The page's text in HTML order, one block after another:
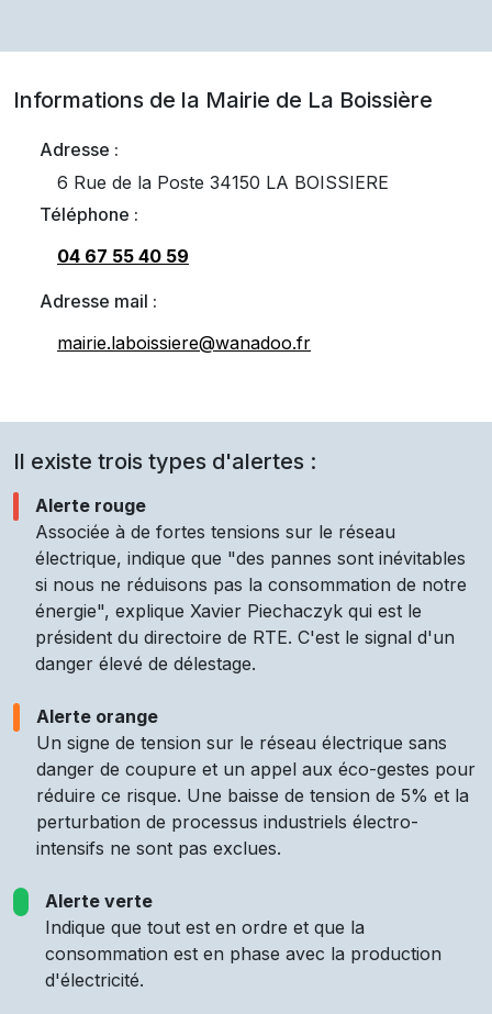
Informations de la Mairie de La Boissière
Adresse :
6 Rue de la Poste 34150 LA BOISSIERE
Téléphone :
04 67 55 40 59
Adresse mail :
mairie.laboissiere@wanadoo.fr
Il existe trois types d'alertes :
Alerte rouge
Associée à de fortes tensions sur le réseau
électrique, indique que "des pannes sont inévitables
si nous ne réduisons pas la consommation de notre
énergie", explique Xavier Piechaczyk qui est le
président du directoire de RTE. C'est le signal d'un
danger élevé de délestage.
Alerte orange
Un signe de tension sur le réseau électrique sans
danger de coupure et un appel aux éco-gestes pour
réduire ce risque. Une baisse de tension de 5% et la
perturbation de processus industriels électro-
intensifs ne sont pas exclues.
Alerte verte
Indique que tout est en ordre et que la
consommation est en phase avec la production
d'électricité.